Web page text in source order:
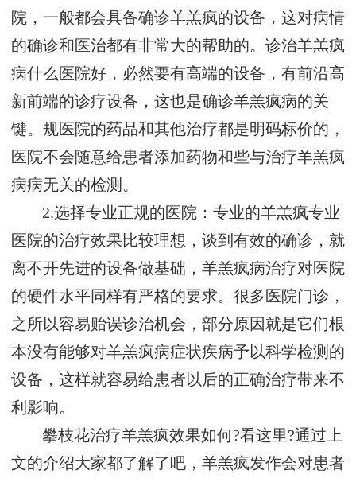
院，一般都会具备确诊羊羔疯的设备，这对病情
的确诊和医治都有非常大的帮助的。诊治羊羔疯
病什么医院好，必然要有高端的设备，有前沿高
新前端的诊疗设备，这也是确诊羊羔疯病的关
键。规医院的药品和其他治疗都是明码标价的，
医院不会随意给患者添加药物和些与治疗羊羔疯
病病无关的检测。
2.选择专业正规的医院：专业的羊羔疯专业
医院的治疗效果比较理想，谈到有效的确诊，就
离不开先进的设备做基础，羊羔疯病治疗对医院
的硬件水平同样有严格的要求。很多医院门诊，
之所以容易贻误诊治机会，部分原因就是它们根
本没有能够对羊羔疯病症状疾病予以科学检测的
设备，这样就容易给患者以后的正确治疗带来不
利影响。
攀枝花治疗羊羔疯效果如何?看这里?通过上
文的介绍大家都了解了吧，羊羔疯发作会对患者